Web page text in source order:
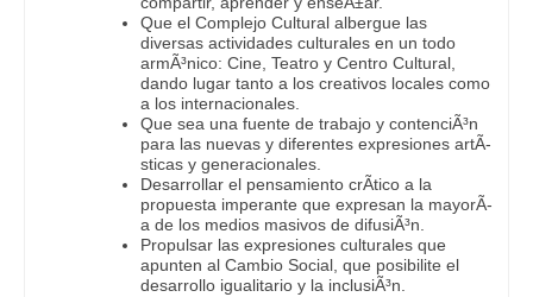
Que el Complejo Cultural albergue las
diversas actividades culturales en un todo
armÃ³nico: Cine, Teatro y Centro Cultural,
dando lugar tanto a los creativos locales como
a los internacionales.
Que sea una fuente de trabajo y contenciÃ³n
para las nuevas y diferentes expresiones artÃ­
sticas y generacionales.
Desarrollar el pensamiento crÃ­tico a la
propuesta imperante que expresan la mayorÃ­
a de los medios masivos de difusiÃ³n.
Propulsar las expresiones culturales que
apunten al Cambio Social, que posibilite el
desarrollo igualitario y la inclusiÃ³n.